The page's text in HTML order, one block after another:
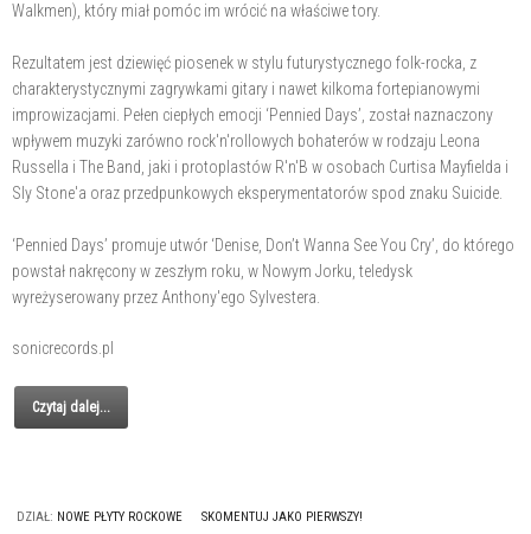
Walkmen), który miał pomóc im wrócić na właściwe tory.
Rezultatem jest dziewięć piosenek w stylu futurystycznego folk-rocka, z
charakterystycznymi zagrywkami gitary i nawet kilkoma fortepianowymi
improwizacjami. Pełen ciepłych emocji ‘Pennied Days’, został naznaczony
wpływem muzyki zarówno rock'n'rollowych bohaterów w rodzaju Leona
Russella i The Band, jaki i protoplastów R'n'B w osobach Curtisa Mayfielda i
Sly Stone'a oraz przedpunkowych eksperymentatorów spod znaku Suicide.
‘Pennied Days’ promuje utwór ‘Denise, Don’t Wanna See You Cry’, do którego
powstał nakręcony w zeszłym roku, w Nowym Jorku, teledysk
wyreżyserowany przez Anthony'ego Sylvestera.
sonicrecords.pl
Czytaj dalej...
DZIAŁ: NOWE PŁYTY ROCKOWE
SKOMENTUJ JAKO PIERWSZY!